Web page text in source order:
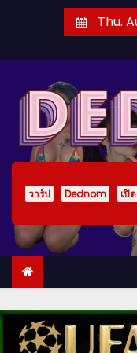
n
Thu.
วาร์ป Dednom เปิ